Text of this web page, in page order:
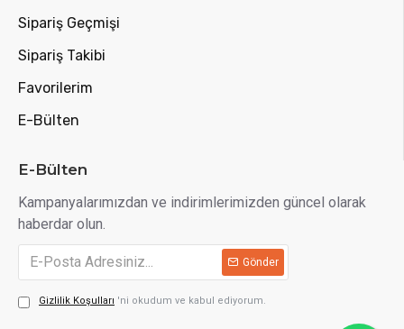
Sipariş Geçmişi
Sipariş Takibi
Favorilerim
E-Bülten
E-Bülten
Kampanyalarımızdan ve indirimlerimizden güncel olarak
haberdar olun.
Gönder
Gizlilik Koşulları 'ni okudum ve kabul ediyorum.